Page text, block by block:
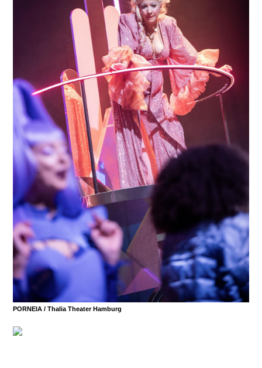
PORNEIA /Thalia Theater Hamburg